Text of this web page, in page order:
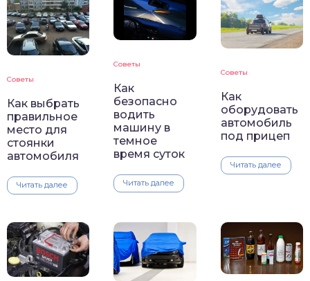
Советы
Как выбрать
правильное
место для
стоянки
автомобиля
Читать далее
Советы
Как
безопасно
водить
машину в
темное
время суток
Читать далее
Советы
Как
оборудовать
автомобиль
под прицеп
Читать далее